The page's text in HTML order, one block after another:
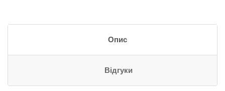
Опис
Відгуки